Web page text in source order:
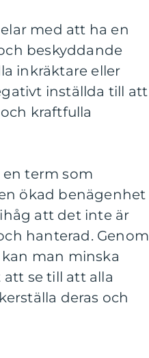
med att ha en
beskyddande
inkräktare eller
inställda till att
kraftfulla
en term som
ökad benägenhet
att det inte är
hanterad. Genom
man minska
se till att alla
deras och